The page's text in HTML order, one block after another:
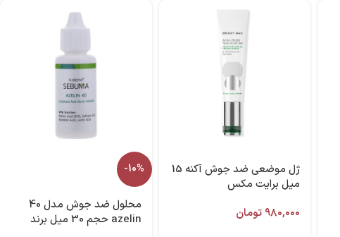
ژل موضعی ضد جوش آکنه 15
میل برایت مکس
۹۸۰,۰۰۰ تومان
-10%
محلول ضد جوش مدل 40
azelin حجم 30 میل برند